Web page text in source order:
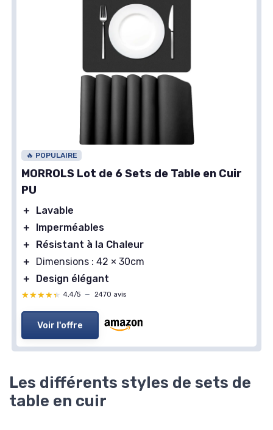
🔥 POPULAIRE
MORROLS Lot de 6 Sets de Table en Cuir
PU
＋
Lavable
＋
Imperméables
＋
Résistant à la Chaleur
＋
Dimensions : 42 × 30cm
＋
Design élégant
★★★★★
★★★★★ 4,4/5 — 2470 avis
Voir l'offre
Les différents styles de sets de
table en cuir